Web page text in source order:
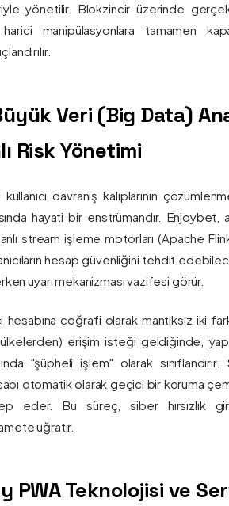
yönetilir. Blokzincir üzerinde
manipülasyonlara tamamen
Veri (Big Data)
Risk Yönetimi
davranış kalıplarının
hayati bir enstrümandır. Enjoybet,
stream işleme motorları (Apache Flink
hesap güvenliğini tehdit
uyarı mekanizması vazifesi görür.
hesabına coğrafi olarak mantıksız iki
erişim isteği geldiğinde,
"şüpheli işlem" olarak sınıflandırır.
otomatik olarak geçici bir koruma
eder. Bu süreç, siber hırsızlık
uğratır.
PWA Teknolojisi ve